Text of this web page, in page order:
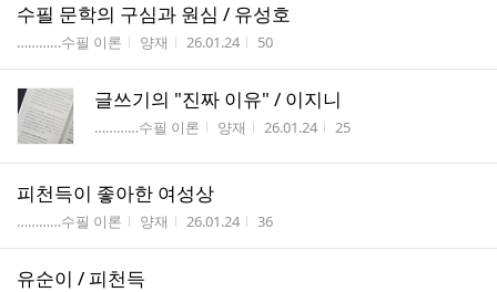
수필 문학의 구심과 원심 / 유성호
게시판명
…………수필 이론 작성자
양재 작성시간
26.01.24 조회수
50
글쓰기의 "진짜 이유" ​/ 이지니
게시판명
…………수필 이론 작성자
양재 작성시간
26.01.24 조회수
25
피천득이 좋아한 여성상
게시판명
…………수필 이론 작성자
양재 작성시간
26.01.24 조회수
36
유순이 / 피천득